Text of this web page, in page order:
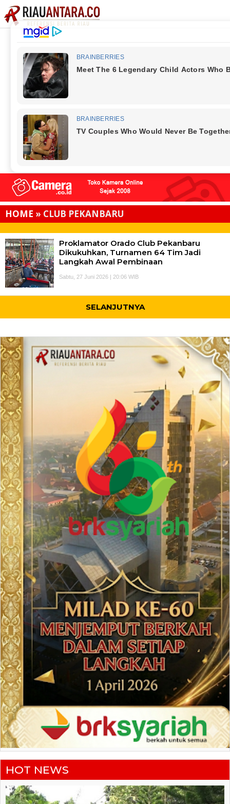
HOME » CLUB PEKANBARU
Proklamator Orado Club Pekanbaru
Dikukuhkan, Turnamen 64 Tim Jadi
Langkah Awal Pembinaan
Sabtu, 27 Juni 2026 | 20:06 WIB
SELANJUTNYA
HOT NEWS